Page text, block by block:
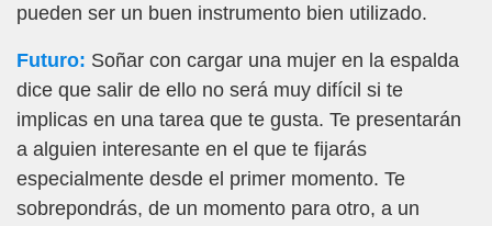
pueden ser un buen instrumento bien utilizado.
Futuro: Soñar con cargar una mujer en la espalda
dice que salir de ello no será muy difícil si te
implicas en una tarea que te gusta. Te presentarán
a alguien interesante en el que te fijarás
especialmente desde el primer momento. Te
sobrepondrás, de un momento para otro, a un